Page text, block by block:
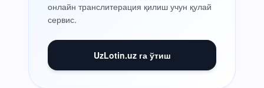
онлайн транслитерация қилиш учун қулай
сервис.
UzLotin.uz га ўтиш